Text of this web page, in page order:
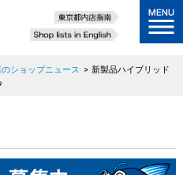
ショップニュース > 新製品ハイブリッド